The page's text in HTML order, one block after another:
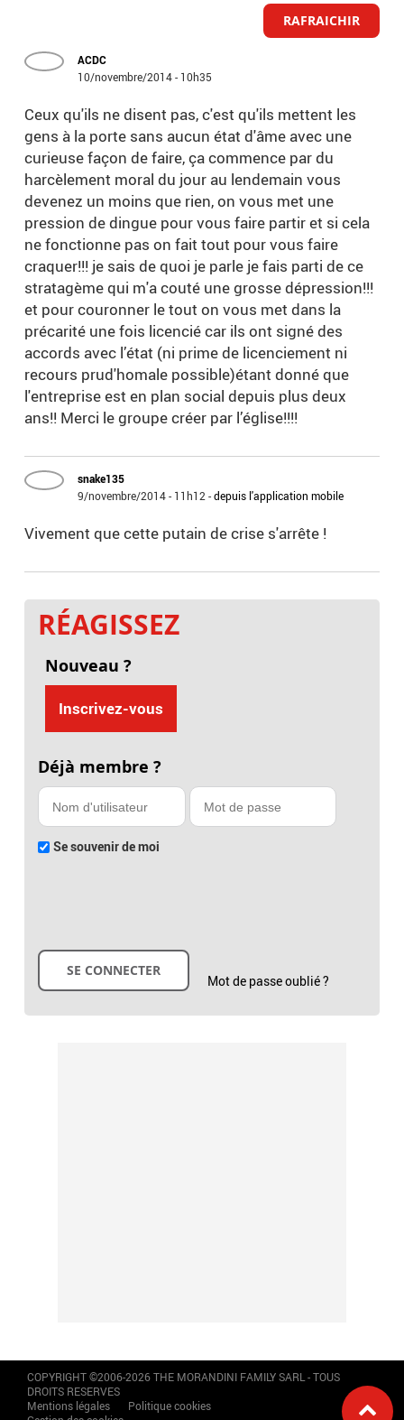
RAFRAICHIR
ACDC
10/novembre/2014 - 10h35
Ceux qu'ils ne disent pas, c'est qu'ils mettent les
gens à la porte sans aucun état d'âme avec une
curieuse façon de faire, ça commence par du
harcèlement moral du jour au lendemain vous
devenez un moins que rien, on vous met une
pression de dingue pour vous faire partir et si cela
ne fonctionne pas on fait tout pour vous faire
craquer!!! je sais de quoi je parle je fais parti de ce
stratagème qui m'a couté une grosse dépression!!!
et pour couronner le tout on vous met dans la
précarité une fois licencié car ils ont signé des
accords avec l’état (ni prime de licenciement ni
recours prud'homale possible)étant donné que
l'entreprise est en plan social depuis plus deux
ans!! Merci le groupe créer par l’église!!!!
snake135
9/novembre/2014 - 11h12 -depuis l'application mobile
Vivement que cette putain de crise s'arrête !
RÉAGISSEZ
Nouveau ?
Inscrivez-vous
Déjà membre ?
Se souvenir de moi
Mot de passe oublié ?
COPYRIGHT ©2006-2026 THE MORANDINI FAMILY SARL - TOUS
DROITS RESERVES
Mentions légales
Politique cookies